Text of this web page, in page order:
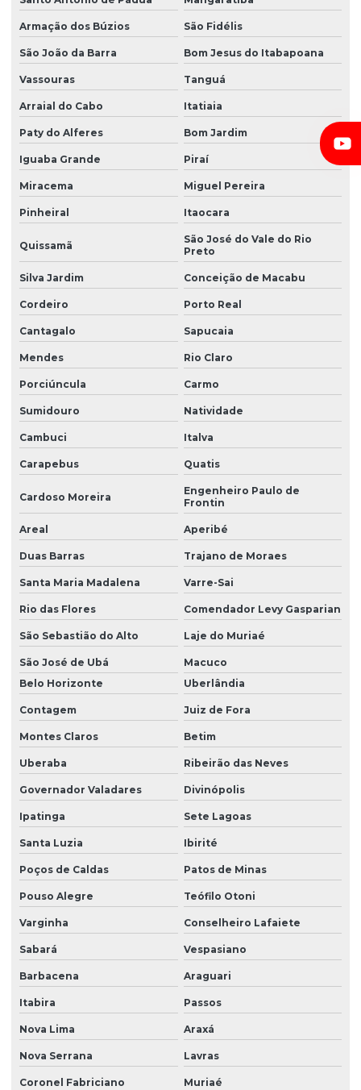
Armação dos Búzios São Fidélis
São João da Barra Bom Jesus do Itabapoana
Vassouras Tanguá
Arraial do Cabo Itatiaia
Paty do Alferes Bom Jardim
Iguaba Grande Piraí
Miracema Miguel Pereira
Pinheiral Itaocara
Quissamã
São José do Vale do Rio
Preto
Silva Jardim Conceição de Macabu
Cordeiro Porto Real
Cantagalo Sapucaia
Mendes Rio Claro
Porciúncula Carmo
Sumidouro Natividade
Cambuci Italva
Carapebus Quatis
Cardoso Moreira
Engenheiro Paulo de
Frontin
Areal Aperibé
Duas Barras Trajano de Moraes
Santa Maria Madalena Varre-Sai
Rio das Flores Comendador Levy Gasparian
São Sebastião do Alto Laje do Muriaé
São José de Ubá
Macuco
Belo Horizonte
Uberlândia
Contagem Juiz de Fora
Montes Claros Betim
Uberaba Ribeirão das Neves
Governador Valadares Divinópolis
Ipatinga Sete Lagoas
Santa Luzia Ibirité
Poços de Caldas Patos de Minas
Pouso Alegre Teófilo Otoni
Varginha Conselheiro Lafaiete
Sabará Vespasiano
Barbacena Araguari
Itabira Passos
Nova Lima Araxá
Nova Serrana Lavras
Coronel Fabriciano Muriaé